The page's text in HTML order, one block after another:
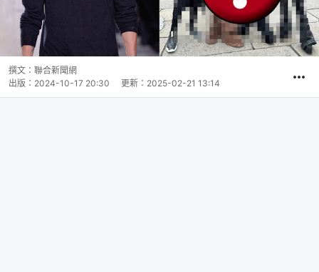
撰文： 聯合新聞網
出版： 2024-10-17 20:30 更新： 2025-02-21 13:14